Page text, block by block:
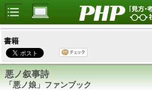
書籍
悪ノ叙事詩
「悪ノ娘」ファンブック